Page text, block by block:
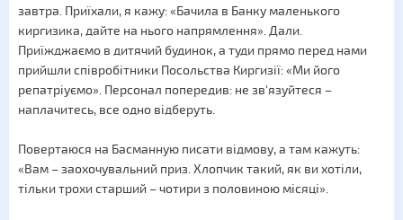
завтра. Приїхали, я кажу: «Бачила в Банку маленького
киргизика, дайте на нього напрямлення». Дали.
Приїжджаємо в дитячий будинок, а туди прямо перед нами
прийшли співробітники Посольства Киргизії: «Ми його
репатріуємо». Персонал попередив: не зв'язуйтеся –
наплачитесь, все одно відберуть.
Повертаюся на Басманную писати відмову, а там кажуть:
«Вам – заохочувальний приз. Хлопчик такий, як ви хотіли,
тільки трохи старший – чотири з половиною місяці».